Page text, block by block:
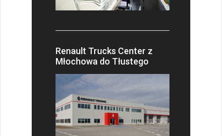
Renault Trucks Center z
Młochowa do Tłustego